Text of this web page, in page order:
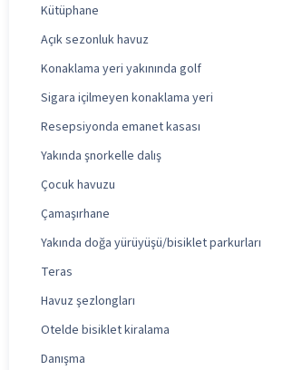
Kütüphane
Açık sezonluk havuz
Konaklama yeri yakınında golf
Sigara içilmeyen konaklama yeri
Resepsiyonda emanet kasası
Yakında şnorkelle dalış
Çocuk havuzu
Çamaşırhane
Yakında doğa yürüyüşü/bisiklet parkurları
Teras
Havuz şezlongları
Otelde bisiklet kiralama
Danışma